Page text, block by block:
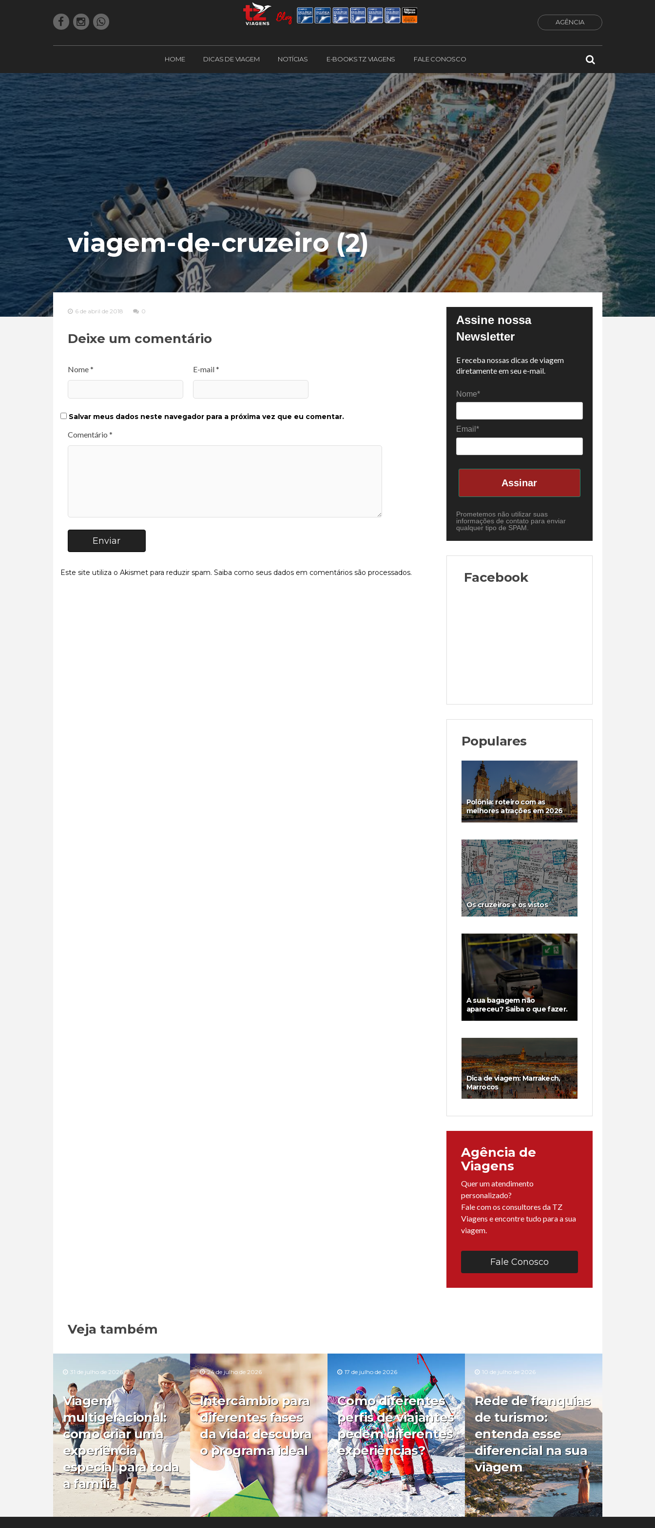
AGÊNCIA
HOME DICAS DE VIAGEM NOTÍCIAS E-BOOKS TZ VIAGENS FALE CONOSCO
viagem-de-cruzeiro (2)
6 de abril de 2018 0
Deixe um comentário
Nome * E-mail *
Salvar meus dados neste navegador para a próxima vez que eu comentar.
Comentário *
Enviar
Este site utiliza o Akismet para reduzir spam. Saiba como seus dados em comentários são processados.
Assine nossa
Newsletter
E receba nossas dicas de viagem
diretamente em seu e-mail.
Nome*
Email*
Assinar
Prometemos não utilizar suas
informações de contato para enviar
qualquer tipo de SPAM.
Facebook
Populares
Polônia: roteiro com as
melhores atrações em 2026
Os cruzeiros e os vistos
A sua bagagem não
apareceu? Saiba o que fazer.
Dica de viagem: Marrakech,
Marrocos
Agência de
Viagens
Quer um atendimento
personalizado?
Fale com os consultores da TZ
Viagens e encontre tudo para a sua
viagem.
Fale Conosco
Veja também
31 de julho de 2026
Viagem
multigeracional:
como criar uma
experiência
especial para toda
a família
0
24 de julho de 2026
Intercâmbio para
diferentes fases
da vida: descubra
o programa ideal
0
17 de julho de 2026
Como diferentes
perfis de viajantes
pedem diferentes
experiências?
0
10 de julho de 2026
Rede de franquias
de turismo:
entenda esse
diferencial na sua
viagem
0